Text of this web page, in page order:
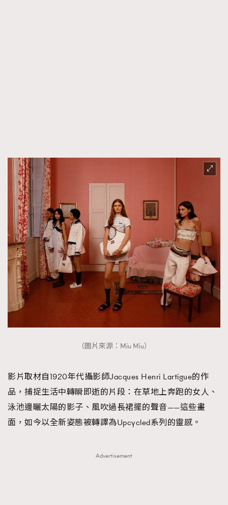
AFrenchMind
DressLikeAParisienne
EmpowerF
FashionWeek FigaroAesthetic
（圖片來源：Miu Miu）
影片取材自1920年代攝影師Jacques Henri Lartigue的作
品，捕捉生活中轉瞬即逝的片段：在草地上奔跑的女人、
泳池邊曬太陽的影子、風吹過長裙擺的聲音——這些畫
面，如今以全新姿態被轉譯為Upcycled系列的靈感。
Advertisement